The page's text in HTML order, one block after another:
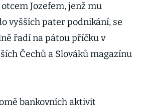
Jozefem, jenž mu
vyšších pater podnikání, se
řadí na pátou příčku v
Čechů a Slováků magazínu
bankovních aktivit